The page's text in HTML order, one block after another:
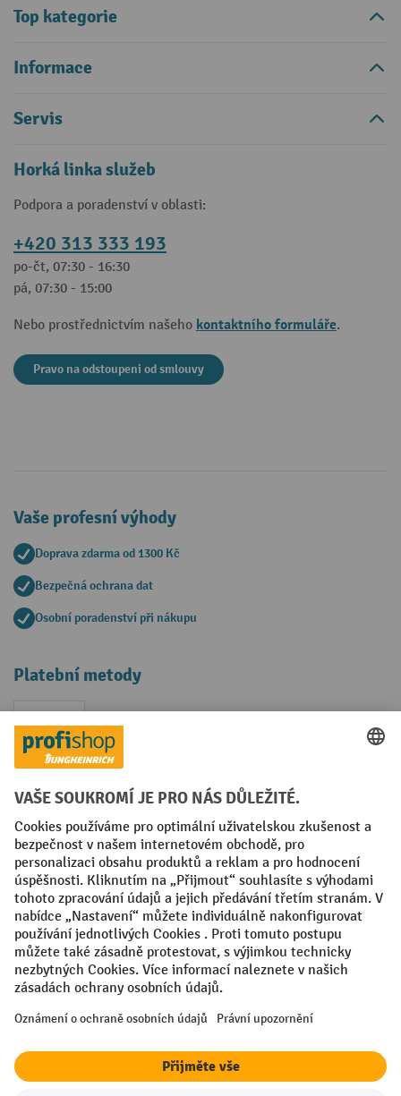
Top kategorie
Informace
Servis
Horká linka služeb
Podpora a poradenství v oblasti:
+420 313 333 193
po-čt, 07:30 - 16:30
pá, 07:30 - 15:00
Nebo prostřednictvím našeho kontaktního formuláře.
Pravo na odstoupeni od smlouvy
Vaše profesní výhody
Doprava zdarma od 1300 Kč
Bezpečná ochrana dat
Osobní poradenství při nákupu
Platební metody
Faktura
Sociální sítě
Facebook
YouTubeLinkedIn
VODP Otisk
Prohlášení o ochraně osobních údajů
Nastavení ochrany osobních údajů
All prices excl. VAT plusshipping costsand possible delivery charges,
¹ Sleva platí do vyprodání zásob. Sleva se nevztahuje na akční ceny.